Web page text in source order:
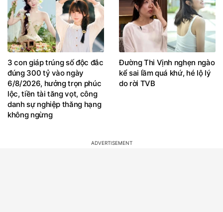
3 con giáp trúng số độc đắc
đúng 300 tỷ vào ngày
6/8/2026, hưởng trọn phúc
lộc, tiền tài tăng vọt, công
danh sự nghiệp thăng hạng
không ngừng
Đường Thi Vịnh nghẹn ngào
kể sai lầm quá khứ, hé lộ lý
do rời TVB